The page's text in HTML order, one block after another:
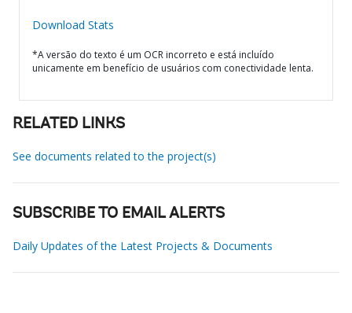
Download Stats
*A versão do texto é um OCR incorreto e está incluído
unicamente em benefício de usuários com conectividade lenta.
RELATED LINKS
See documents related to the project(s)
SUBSCRIBE TO EMAIL ALERTS
Daily Updates of the Latest Projects & Documents